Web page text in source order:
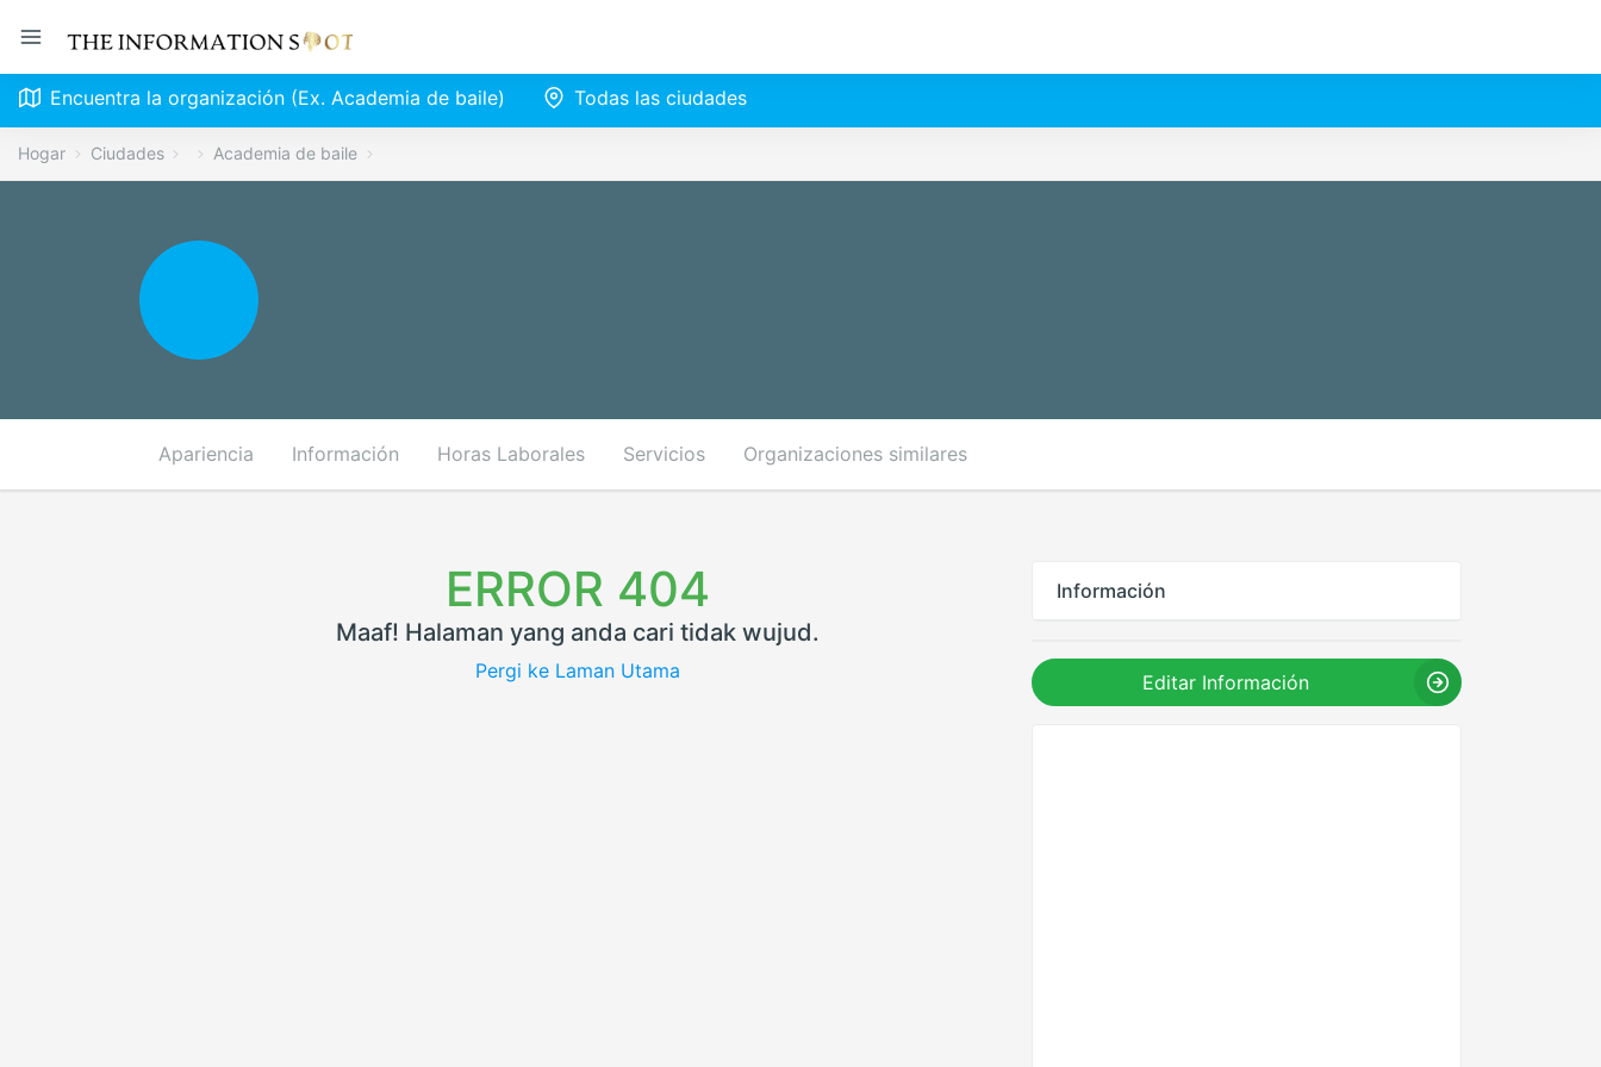
Encuentra la organización (Ex. Academia de baile) Todas las ciudades
Hogar Ciudades Academia de baile
Apariencia Información Horas Laborales Servicios Organizaciones similares
ERROR 404
Maaf! Halaman yang anda cari tidak wujud.
Pergi ke Laman Utama
Información
Editar Información